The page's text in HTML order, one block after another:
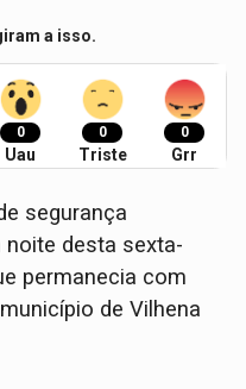
a isso.
0
Uau
0
Triste
0
Grr
segurança
noite desta sexta-
permanecia com
de Vilhena